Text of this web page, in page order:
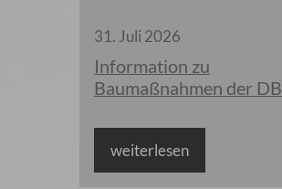
31. Juli 2026
Information zu
Baumaßnahmen der DB
weiterlesen